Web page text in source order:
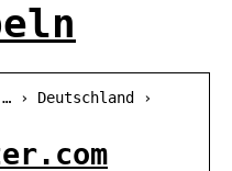
› Deutschland ›